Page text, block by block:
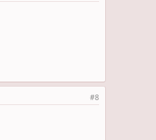
#8